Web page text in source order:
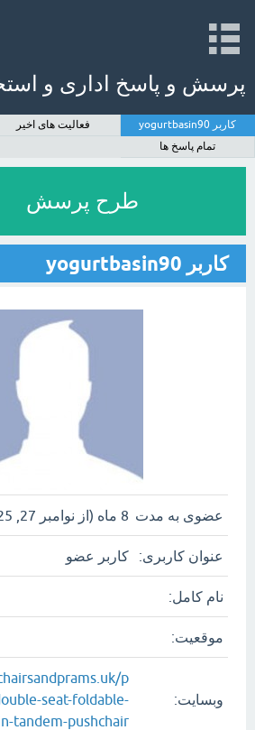
پرسش و پاسخ اداری و
کاربر yogurtbasin90 فعالیت های اخیر
تمام پاسخ ها
طرح پرسش
کاربر yogurtbasin90
عضوی به مدت 8 ماه (از نوامبر 27, 2025)
عنوان کاربری: کاربر عضو
نام کامل:
موقعیت:
وبسایت:
p
seat-foldable-
tandem-pushchair